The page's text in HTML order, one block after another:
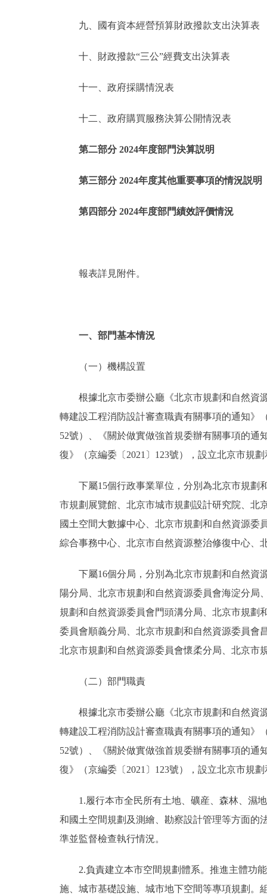
參與調查
走進北京
北京概況
綠色北京
ENGLISH
九、國有資本經營預算財政撥款支出決算表
十、財政撥款“三公”經費支出決算表
十一、政府採購情況表
十二、政府購買服務決算公開情況表
第二部分 2024年度部門決算説明
第三部分 2024年度其他重要事項的情況説明
第四部分 2024年度部門績效評價情況
報表詳見附件。
一、部門基本情況
（一）機構設置
根據北京市委辦公廳《北京市規劃和自然資
轉建設工程消防設計審查職責有關事項的通知》
52號）、《關於做實做強首規委辦有關事項的通
復》（京編委〔2021〕123號），設立北京市規
下屬15個行政事業單位，分別為北京市規劃
市規劃展覽館、北京市城市規劃設計研究院、北
國土空間大數據中心、北京市規劃和自然資源
綜合事務中心、北京市自然資源整治修復中心、
下屬16個分局，分別為北京市規劃和自然資
陽分局、北京市規劃和自然資源委員會海淀分
規劃和自然資源委員會門頭溝分局、北京市規劃
委員會順義分局、北京市規劃和自然資源委員會
北京市規劃和自然資源委員會懷柔分局、北京市
（二）部門職責
根據北京市委辦公廳《北京市規劃和自然資
轉建設工程消防設計審查職責有關事項的通知》
52號）、《關於做實做強首規委辦有關事項的通
復》（京編委〔2021〕123號），設立北京市規
1.履行本市全民所有土地、礦産、森林、濕
和國土空間規劃及測繪、勘察設計管理等方面的
準並監督檢查執行情況。
2.負責建立本市空間規劃體系。推進主體功
施、城市基礎設施、城市地下空間等專項規劃。